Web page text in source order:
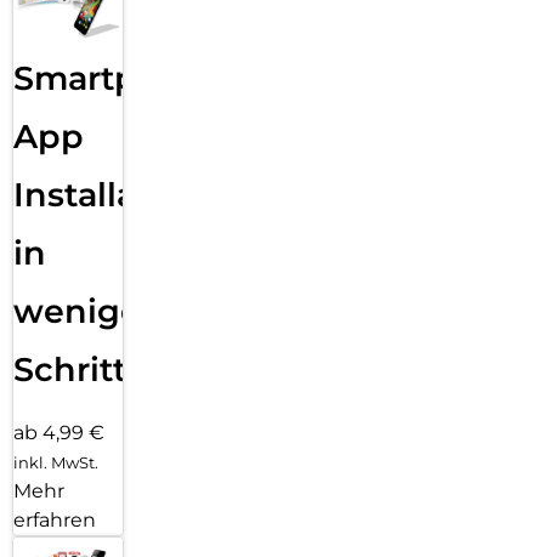
Smartphone
App
Installation
in
wenigen
Schritten
ab 4,99 €
inkl. MwSt.
Mehr
erfahren